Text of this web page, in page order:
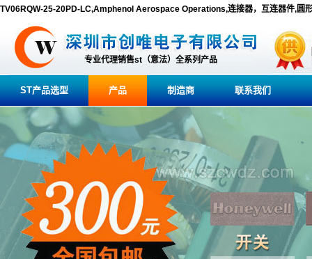
TV06RQW-25-20PD-LC,Amphenol Aerospace Operations,连接器，互连器件,圆
专业代理销售st（意法）全系列产品
ST产品选型 产品 制造商 联系我们